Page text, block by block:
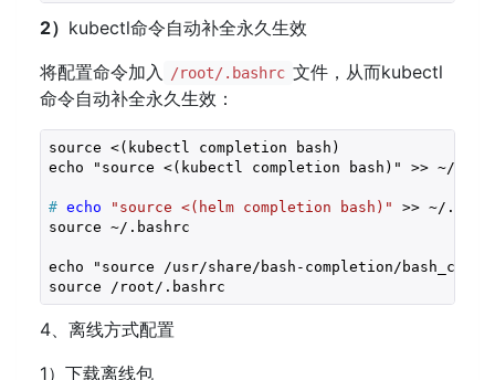
2） kubectl命令自动补全永久生效
将配置命令加入
/root/.bashrc 文件，从而kubectl
命令自动补全永久生效：
source <(kubectl completion bash)
# echo "source <(helm completion bash)" >> ~/
source ~/.bashrc
echo "source /usr/share/bash-completion/
source /root/.bashrc
4、离线方式配置
1）下载离线包